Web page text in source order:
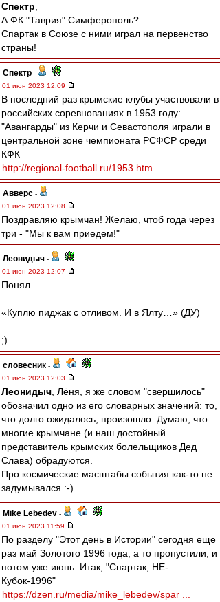
Спектр
А ФК "Таврия" Симферополь?
Спартак в Союзе с ними играл на первенство
страны!
Спектр -
01 июн 2023 12:09
В последний раз крымские клубы участвовали в
российских соревнованиях в 1953 году:
"Авангарды" из Керчи и Севастополя играли в
центральной зоне чемпионата РСФСР среди
КФК
http://regional-football.ru/1953.htm
Авверс -
01 июн 2023 12:08
Поздравляю крымчан! Желаю, чтоб года через
три - "Мы к вам приедем!"
Леонидыч -
01 июн 2023 12:07
Понял
«Куплю пиджак с отливом. И в Ялту…» (ДУ)
;)
словесник -
01 июн 2023 12:03
Леонидыч , Лёня, я же словом "свершилось"
обозначил одно из его словарных значений: то,
что долго ожидалось, произошло. Думаю, что
многие крымчане (и наш достойный
представитель крымских болельщиков Дед
Слава) обрадуются.
Про космические масштабы события как-то не
задумывался :-).
Mike Lebedev -
01 июн 2023 11:59
По разделу "Этот день в Истории" сегодня еще
раз май Золотого 1996 года, а то пропустили, и
потом уже июнь. Итак, "Спартак, НЕ-
Кубок-1996"
https://dzen.ru/media/mike_lebedev/spar ...